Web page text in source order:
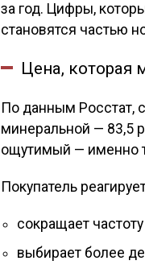
за год. Цифры,
становятся частью
Цена, которая
По данным Росстат,
минеральной — 83,5
ощутимый — именно
Покупатель
сокращает
выбирает более